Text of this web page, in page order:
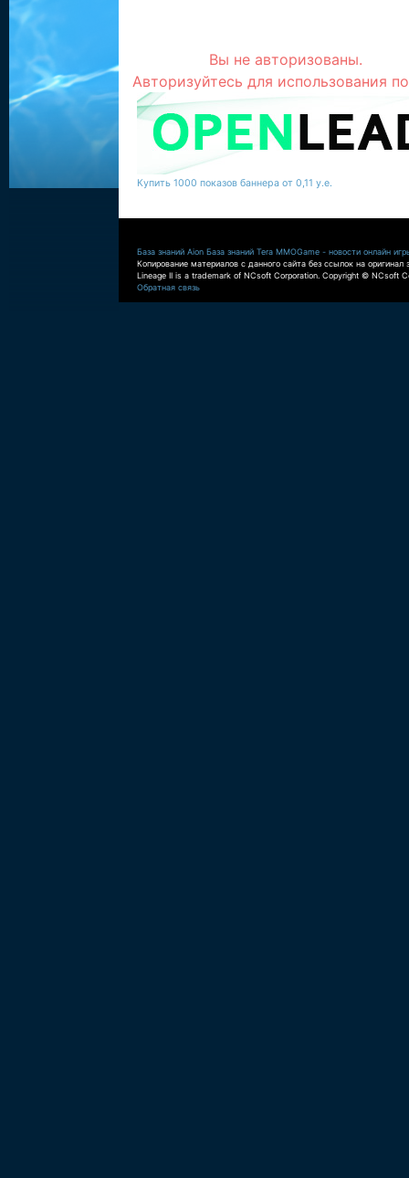
Вы не авторизованы.
Авторизуйтесь для использования
Купить 1000 показов баннера от 0,11 у.е.
База знаний Aion База знаний Tera MMOGame - новости онлайн
Копирование материалов с данного сайта без ссылок на оригинал
Lineage II is a trademark of NCsoft Corporation. Copyright © NCsoft
Обратная связь